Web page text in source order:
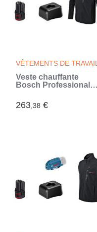
VÊTEMENTS DE TRAVAIL
Veste chauffante
Bosch Professional
XL avec batterie 12V -
06188000G0
263,38 €